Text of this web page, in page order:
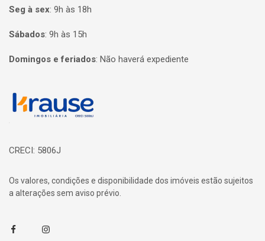
Seg à sex: 9h às 18h
Sábados: 9h às 15h
Domingos e feriados: Não haverá expediente
Página inicial
CRECI: 5806J
Os valores, condições e disponibilidade dos imóveis estão sujeitos
a alterações sem aviso prévio.
FacebookInstagram